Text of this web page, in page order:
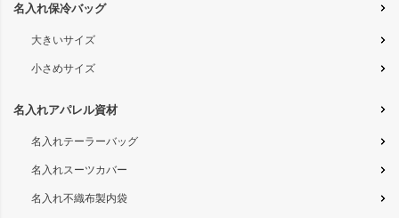
名入れ保冷バッグ
大きいサイズ
小さめサイズ
名入れアパレル資材
名入れテーラーバッグ
名入れスーツカバー
名入れ不織布製内袋